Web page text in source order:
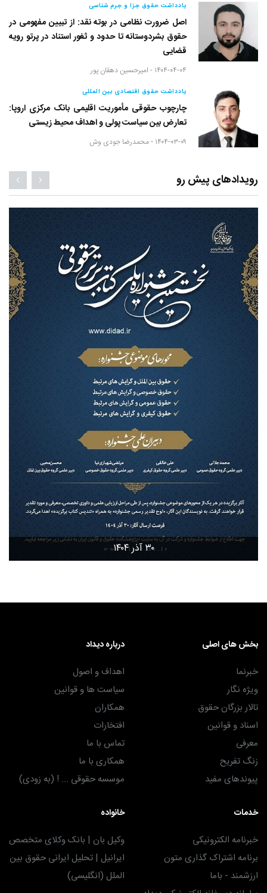
یادداشت حقوق جزا و جرم شناسی
اصل ضرورت نظامی در بوته نقد: از تبیین مفهومی در
حقوق بشردوستانه تا حدود و ثغور استناد در پرتو رویه
قضایی
۱۴۰۴-۰۴-۰۴ - امیرحسین دهقان پور
یادداشت حقوق اقتصادی بین المللی
چارچوب حقوقی مأموریت اقلیمی بانک مرکزی اروپا:
تعارض بین سیاست پولی و اهداف محیط زیستی
۱۴۰۴-۰۳-۰۹ - محمدرضا جودی وش
رویدادهای پیش رو
۳۰ آذر ۱۴۰۴
بخش های اصلی
خبرنما
ویژه نگار
تالار بزرگان حقوق
اسناد و قوانین
معرفی
زنگ تفریح
پیوندهای مفید
درباره دیداد
اهداف و اصول
سیاست ها و قوانین
همکاران
افتخارات
تماس با ما
همکاری با ما
موسسه حقوقی ... ! (به زودی)
خدمات
خبرنامه الکترونیکی
برنامه اشتراک گذاری متون
ارزشمند - باما
خانواده
وکیل بان | بانک وکلای متخصص
ایرانیل | تحلیل ایرانی حقوق بین
الملل (انگلیسی)